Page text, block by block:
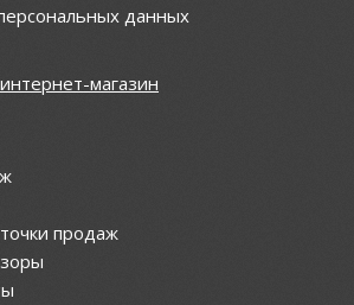
данных
магазин
продаж